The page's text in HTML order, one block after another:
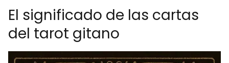
El significado de las cartas
del tarot gitano